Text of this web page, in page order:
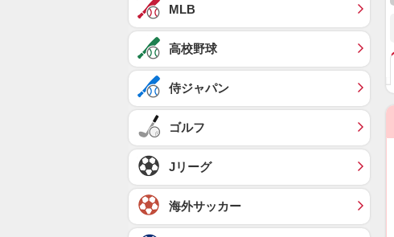
MLB
高校野球
侍ジャパン
ゴルフ
Jリーグ
海外サッカー